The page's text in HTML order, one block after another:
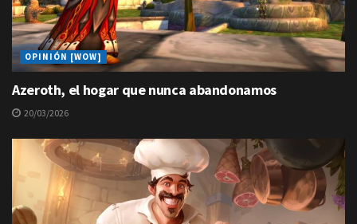
OPINIÓN [WOW]
Azeroth, el hogar que nunca abandonamos
20/03/2026